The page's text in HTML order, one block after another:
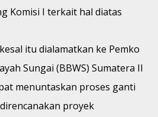
Komisi I terkait hal diatas
itu dialamatkan ke Pemko
Sungai (BBWS) Sumatera II
menuntaskan proses ganti
proyek